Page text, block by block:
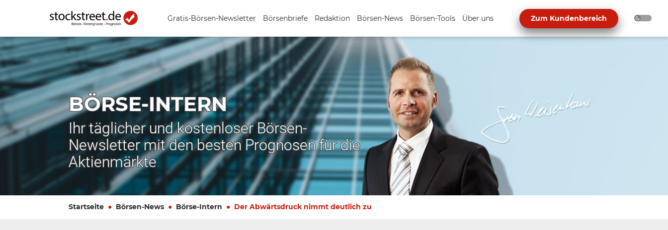
Gratis-Börsen-Newsletter Börsenbriefe Redaktion Börsen-News Börsen-Tools Über uns Zum Kundenbereich
BÖRSE-INTERN
Ihr täglicher und kostenloser Börsen-
Newsletter mit den besten Prognosen für die
Aktienmärkte
Startseite Börsen-News Börse-Intern Der Abwärtsdruck nimmt deutlich zu